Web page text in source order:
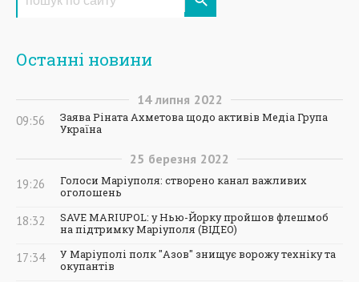
Останні новини
14 липня 2022
09:56
Заява Ріната Ахметова щодо активів Медіа Група
Україна
25 березня 2022
19:26
Голоси Маріуполя: створено канал важливих
оголошень
18:32
SAVE MARIUPOL: у Нью-Йорку пройшов флешмоб
на підтримку Маріуполя (ВІДЕО)
17:34
У Маріуполі полк "Азов" знищує ворожу техніку та
окупантів